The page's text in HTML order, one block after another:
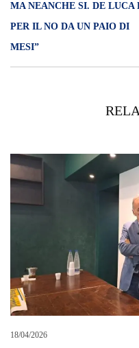
MA NEANCHE SI. DE LUCA
PER IL NO DA UN PAIO DI
MESI”
18/04/2026